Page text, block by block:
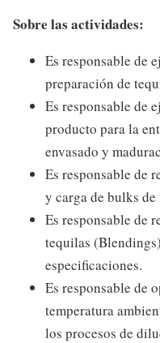
Sobre las actividades:
Es responsable de
preparación de
Es responsable de
producto para la
envasado y
Es responsable de
y carga de bulks
Es responsable de
tequilas
especificaciones.
Es responsable de
temperatura
los procesos de